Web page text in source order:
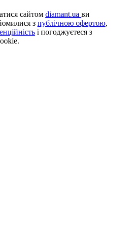
сайтом diamant.ua ви
з публічною офертою,
і погоджуєтеся з